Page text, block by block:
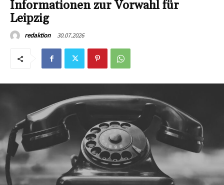
Informationen zur Vorwahl für
Leipzig
redaktion 30.07.2026